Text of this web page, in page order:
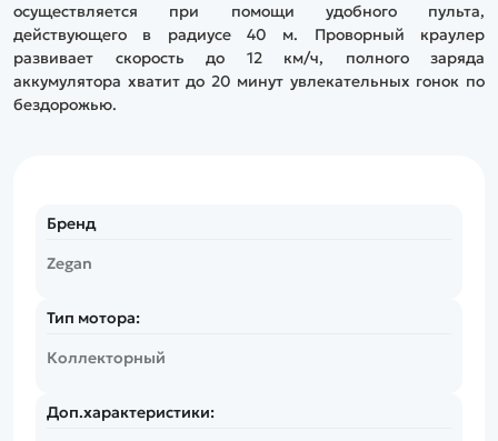
осуществляется при помощи удобного пульта,
действующего в радиусе 40 м. Проворный краулер
развивает скорость до 12 км/ч, полного заряда
аккумулятора хватит до 20 минут увлекательных гонок по
бездорожью.
Бренд
Zegan
Тип мотора:
Коллекторный
Доп.характеристики: